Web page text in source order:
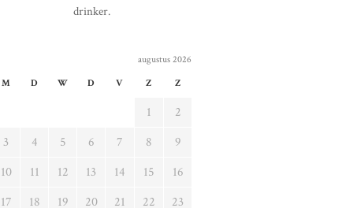
drinker.
augustus 2026
M
D W D V Z Z
1
2
3
4 5 6 7 8
9
10
11 12 13 14 15
16
17
18 19 20 21 22
23